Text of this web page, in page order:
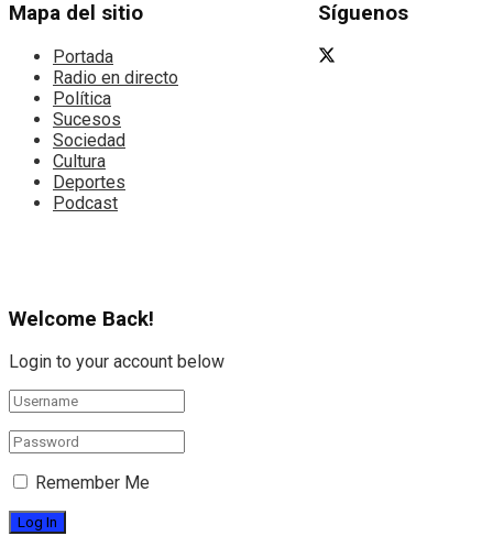
Mapa del sitio
Portada
Radio en directo
Política
Sucesos
Sociedad
Cultura
Deportes
Podcast
Síguenos
Welcome Back!
Login to your account below
Remember Me